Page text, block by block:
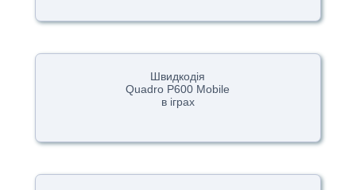
Швидкодія
Quadro P600 Mobile
в іграх